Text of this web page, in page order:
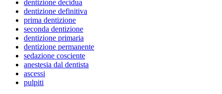
dentizione decidua
dentizione definitiva
prima dentizione
seconda dentizione
dentizione primaria
dentizione permanente
sedazione cosciente
anestesia dal dentista
ascessi
pulpiti